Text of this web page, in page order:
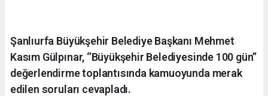
Şanlıurfa Büyükşehir Belediye Başkanı Mehmet
Kasım Gülpınar, ‘’Büyükşehir Belediyesinde 100 gün’’
değerlendirme toplantısında kamuoyunda merak
edilen soruları cevapladı.